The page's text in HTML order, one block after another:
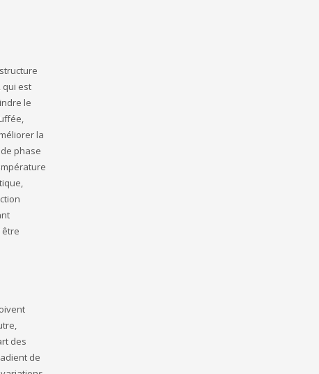
qui est
le
la
phase
être
des
de